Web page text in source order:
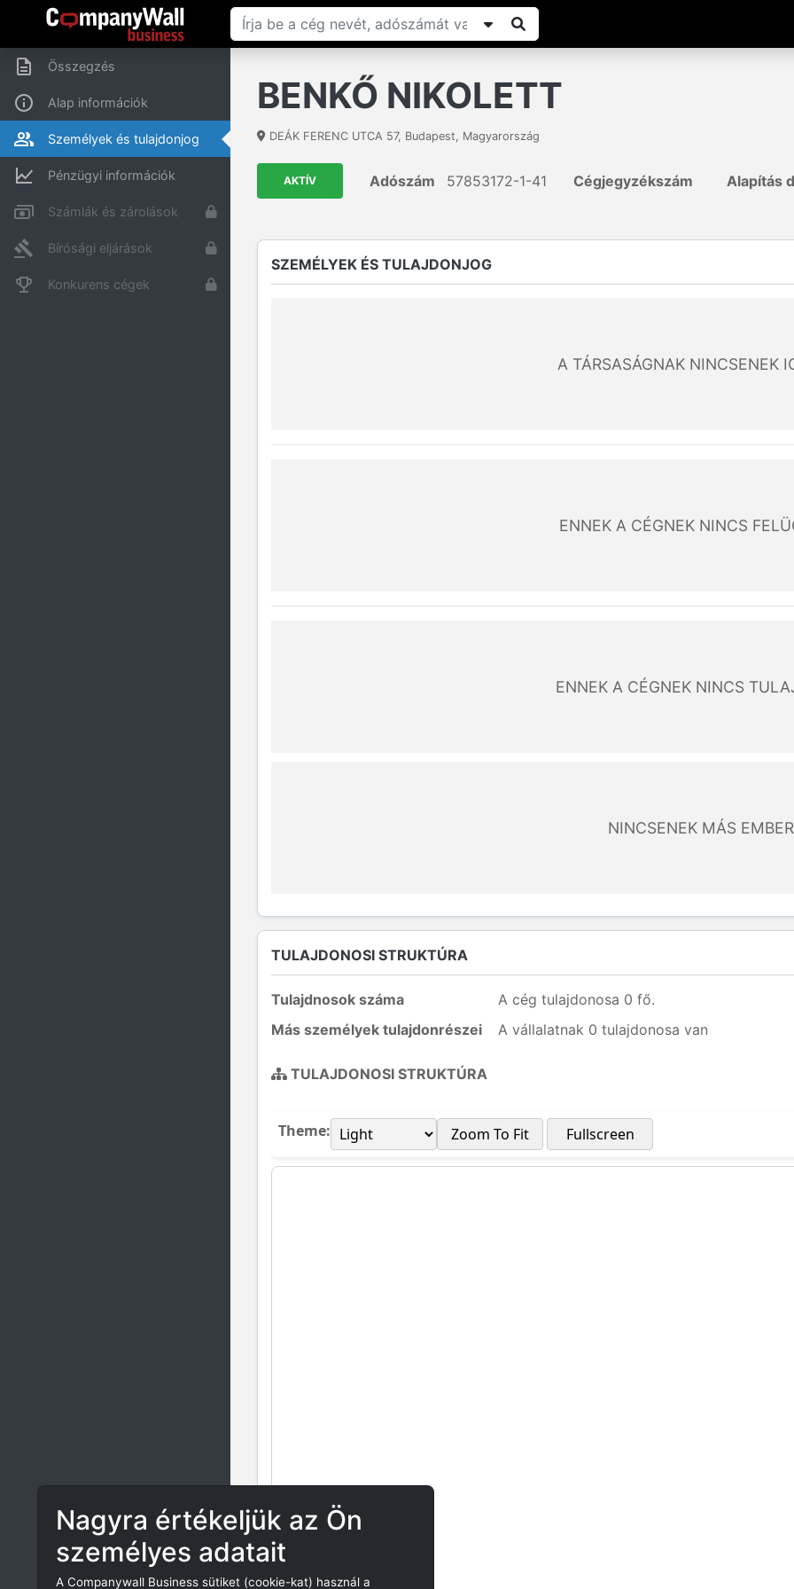
Összegzés
Alap információk
Személyek és tulajdonjog
Pénzügyi információk
Számlák és zárolások
Bírósági eljárások
Konkurens cégek
BENKŐ NIKOLETT
DEÁK FERENC UTCA 57, Budapest, Magyarország
AKTÍV Adószám 57853172-1-41 Cégjegyzékszám Alapítás
SZEMÉLYEK ÉS TULAJDONJOG
A TÁRSASÁGNAK NINCSENEK
ENNEK A CÉGNEK NINCS
ENNEK A CÉGNEK NINCS
NINCSENEK MÁS
TULAJDONOSI STRUKTÚRA
Tulajdnosok száma
A cég tulajdonosa 0 fő.
Más személyek tulajdonrészei
A vállalatnak 0 tulajdonosa van
TULAJDONOSI STRUKTÚRA
Theme: Zoom To Fit Fullscreen
Nagyra értékeljük az Ön
személyes adatait
A Companywall Business sütiket (cookie-kat) használ a